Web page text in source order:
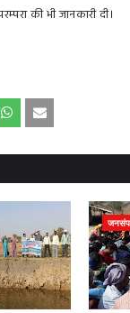
की भी जानकारी दी।